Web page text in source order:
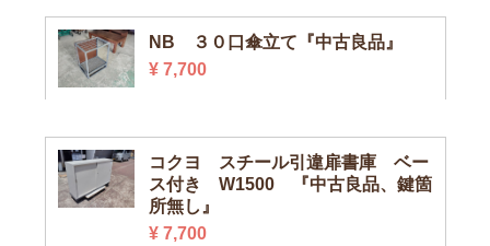
NB ３０口傘立て『中古良品』
¥ 7,700
コクヨ スチール引違扉書庫 ベー
ス付き W1500 『中古良品、鍵箇
所無し』
¥ 7,700